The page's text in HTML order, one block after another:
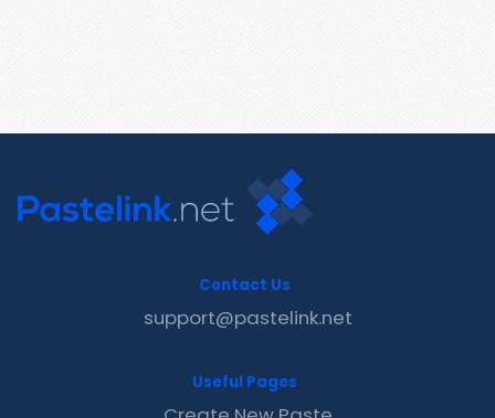
Contact Us
support@pastelink.net
Useful Pages